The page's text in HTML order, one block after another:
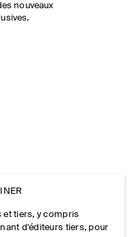
nouveaux
et tiers, y compris
d'éditeurs tiers, pour